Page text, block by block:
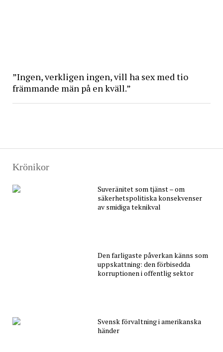
”Ingen, verkligen ingen, vill ha sex med tio
främmande män på en kväll.”
Krönikor
Suveränitet som tjänst – om
säkerhetspolitiska konsekvenser
av smidiga teknikval
Den farligaste påverkan känns som
uppskattning: den förbisedda
korruptionen i offentlig sektor
Svensk förvaltning i amerikanska
händer